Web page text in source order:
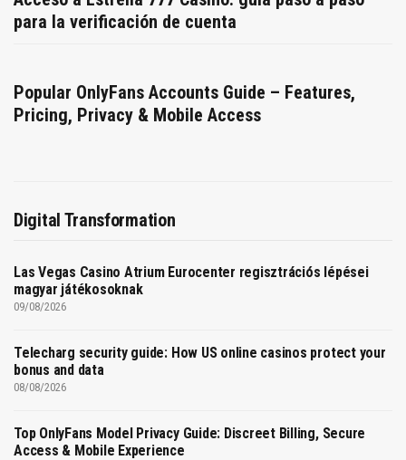
para la verificación de cuenta
Popular OnlyFans Accounts Guide – Features,
Pricing, Privacy & Mobile Access
Digital Transformation
Las Vegas Casino Atrium Eurocenter regisztrációs lépései
magyar játékosoknak
09/08/2026
Telecharg security guide: How US online casinos protect your
bonus and data
08/08/2026
Top OnlyFans Model Privacy Guide: Discreet Billing, Secure
Access & Mobile Experience